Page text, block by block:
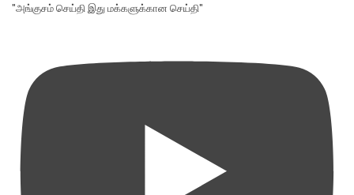
"அங்குசம் செய்தி இது மக்களுக்கான செய்தி"